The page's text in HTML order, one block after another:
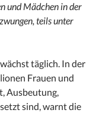
und Mädchen in der
teils unter
täglich. In der
Frauen und
Ausbeutung,
sind, warnt die